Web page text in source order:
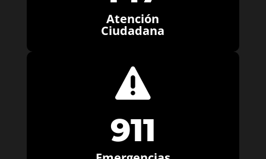
Atención
Ciudadana

911